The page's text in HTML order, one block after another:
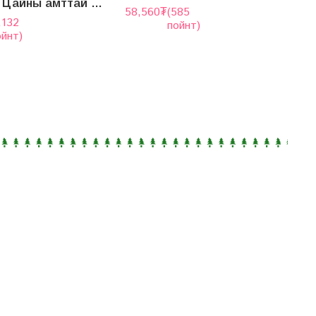
“Хэлшиа” Цайны амттай Кофе – Шарсан Карамель
58,560₮(585
пойнт)